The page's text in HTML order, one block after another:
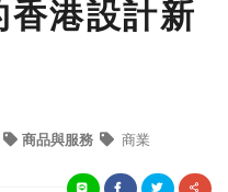
港設計新
商品與服務 商業